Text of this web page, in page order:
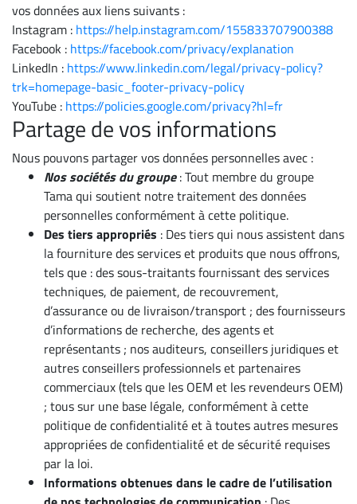
vos données aux liens suivants :
Instagram : https://help.instagram.com/155833707900388
Facebook : https://facebook.com/privacy/explanation
LinkedIn : https://www.linkedin.com/legal/privacy-policy?
trk=homepage-basic_footer-privacy-policy
YouTube : https://policies.google.com/privacy?hl=fr
Partage de vos informations
Nous pouvons partager vos données personnelles avec :
Nos sociétés du groupe: Tout membre du groupe
Tama qui soutient notre traitement des données
personnelles conformément à cette politique.
Des tiers appropriés : Des tiers qui nous assistent dans
la fourniture des services et produits que nous offrons,
tels que : des sous-traitants fournissant des services
techniques, de paiement, de recouvrement,
d’assurance ou de livraison/transport ; des fournisseurs
d’informations de recherche, des agents et
représentants ; nos auditeurs, conseillers juridiques et
autres conseillers professionnels et partenaires
commerciaux (tels que les OEM et les revendeurs OEM)
; tous sur une base légale, conformément à cette
politique de confidentialité et à toutes autres mesures
appropriées de confidentialité et de sécurité requises
par la loi.
Informations obtenues dans le cadre de l’utilisation